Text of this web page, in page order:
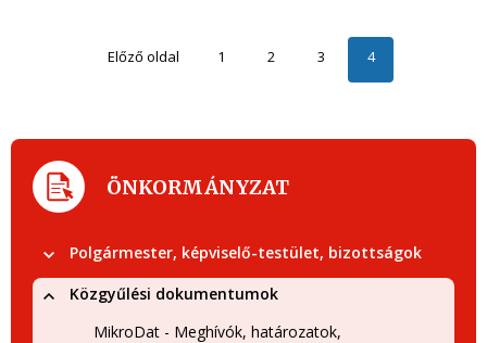
Előző oldal 1 2 3 4
ÖNKORMÁNYZAT
Polgármester, képviselő-testület, bizottságok
Közgyűlési dokumentumok
MikroDat - Meghívók, határozatok,